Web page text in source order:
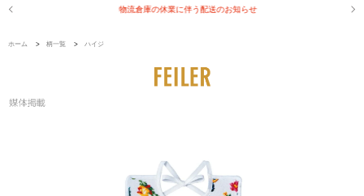
物流倉庫の休業に伴う配送のお知らせ
ホーム > 柄一覧 > ハイジ